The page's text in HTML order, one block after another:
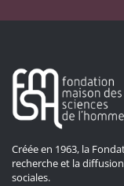
Créée en 1963, la
recherche et la
sociales.